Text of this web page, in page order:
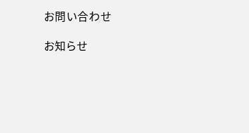
お問い合わせ
お知らせ